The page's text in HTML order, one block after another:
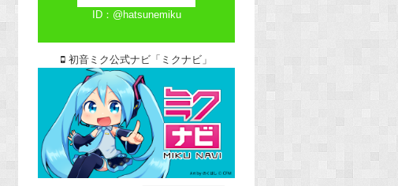
ID：@hatsunemiku
初音ミク公式ナビ「ミクナビ」